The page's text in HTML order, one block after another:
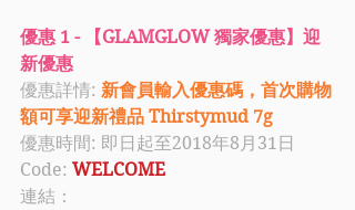
優惠 1 - 【GLAMGLOW 獨家優惠】迎
新優惠
優惠詳情: 新會員輸入優惠碼，首次購物
額可享迎新禮品 Thirstymud 7g
優惠時間: 即日起至2018年8月31日
Code: WELCOME
連結：